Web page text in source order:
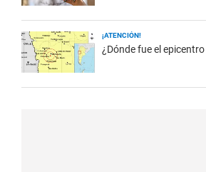
¡ATENCIÓN!
¿Dónde fue el